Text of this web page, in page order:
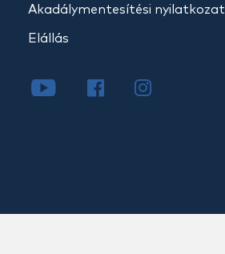
Akadálymentesítési nyilatkozat
Elállás